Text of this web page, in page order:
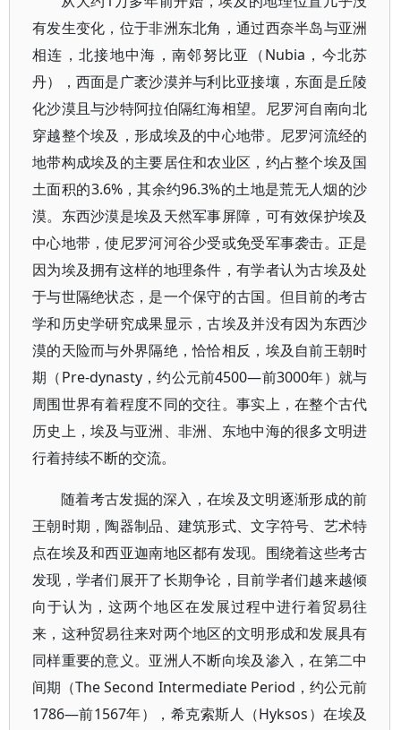
有发生变化，位于非洲东北角，通过西奈半岛与亚洲
相连，北接地中海，南邻努比亚（Nubia，今北苏
丹），西面是广袤沙漠并与利比亚接壤，东面是丘陵
化沙漠且与沙特阿拉伯隔红海相望。尼罗河自南向北
穿越整个埃及，形成埃及的中心地带。尼罗河流经的
地带构成埃及的主要居住和农业区，约占整个埃及国
土面积的3.6%，其余约96.3%的土地是荒无人烟的沙
漠。东西沙漠是埃及天然军事屏障，可有效保护埃及
中心地带，使尼罗河河谷少受或免受军事袭击。正是
因为埃及拥有这样的地理条件，有学者认为古埃及处
于与世隔绝状态，是一个保守的古国。但目前的考古
学和历史学研究成果显示，古埃及并没有因为东西沙
漠的天险而与外界隔绝，恰恰相反，埃及自前王朝时
期（Pre-dynasty，约公元前4500—前3000年）就与
周围世界有着程度不同的交往。事实上，在整个古代
历史上，埃及与亚洲、非洲、东地中海的很多文明进
行着持续不断的交流。
随着考古发掘的深入，在埃及文明逐渐形成的前
王朝时期，陶器制品、建筑形式、文字符号、艺术特
点在埃及和西亚迦南地区都有发现。围绕着这些考古
发现，学者们展开了长期争论，目前学者们越来越倾
向于认为，这两个地区在发展过程中进行着贸易往
来，这种贸易往来对两个地区的文明形成和发展具有
同样重要的意义。亚洲人不断向埃及渗入，在第二中
间期（The Second Intermediate Period，约公元前
1786—前1567年），希克索斯人（Hyksos）在埃及